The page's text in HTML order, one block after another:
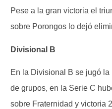
Pese a la gran victoria el
sobre Porongos lo dejó
Divisional B
En la Divisional B se jugó
de grupos, en la Serie C
sobre Fraternidad y victoria